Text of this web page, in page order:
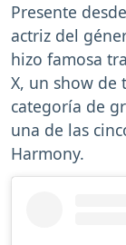
Presente
actriz del
hizo famosa
X, un show de
categoría de
una de las
Harmony.